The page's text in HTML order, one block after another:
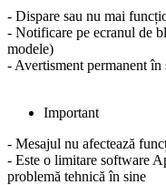
- Dispare sau nu mai
- Notificare pe ecranul de
modele)
- Avertisment permanent în
Important
- Mesajul nu afectează
- Este o limitare software
problemă tehnică în sine